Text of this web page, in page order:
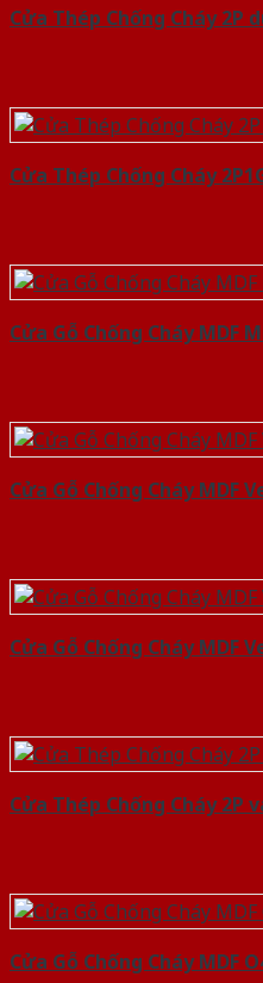
Cửa Thép Chống Cháy 2P
Cửa Thép Chống Cháy
Cửa Gỗ Chống Cháy MDF
Cửa Gỗ Chống Cháy MDF
Cửa Gỗ Chống Cháy MDF
Cửa Thép Chống Cháy 2P
Cửa Gỗ Chống Cháy MDF